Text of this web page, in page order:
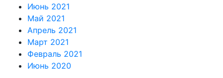
Июнь 2021
Май 2021
Апрель 2021
Март 2021
Февраль 2021
Июнь 2020